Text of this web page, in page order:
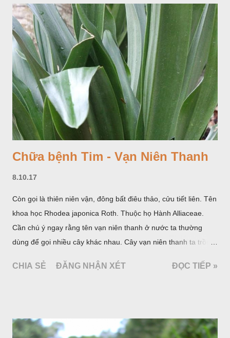
Chữa bệnh Tim - Vạn Niên Thanh
8.10.17
Còn gọi là thiên niên vận, đông bất điêu thảo, cửu tiết liên. Tên
khoa học Rhodea japonica Roth. Thuộc họ Hành Alliaceae.
Cần chú ý ngay rằng tên vạn niên thanh ở nước ta thường
dùng để gọi nhiều cây khác nhau. Cây vạn niên thanh ta trồng
Araceae. Còn cây vạn niên thanh giới thiệu ở đây thuộc họ
CHIA SẺ ĐĂNG NHẬN XÉT ĐỌC TIẾP »